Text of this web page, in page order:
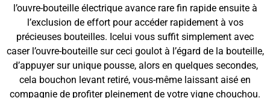
l’ouvre-bouteille électrique avance rare fin rapide ensuite à
l’exclusion de effort pour accéder rapidement à vos
précieuses bouteilles. Icelui vous suffit simplement avec
caser l’ouvre-bouteille sur ceci goulot à l’égard de la bouteille,
d’appuyer sur unique pousse, alors en quelques secondes,
cela bouchon levant retiré, vous-même laissant aisé en
compagnie de profiter pleinement de votre vigne chouchou.